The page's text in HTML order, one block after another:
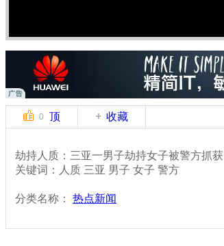
0 顶 收藏
劫持人质：三亚一男子劫持女子被警方抓获
关键词：人质 三亚 男子 女子 警方
分类名称： 热点新闻